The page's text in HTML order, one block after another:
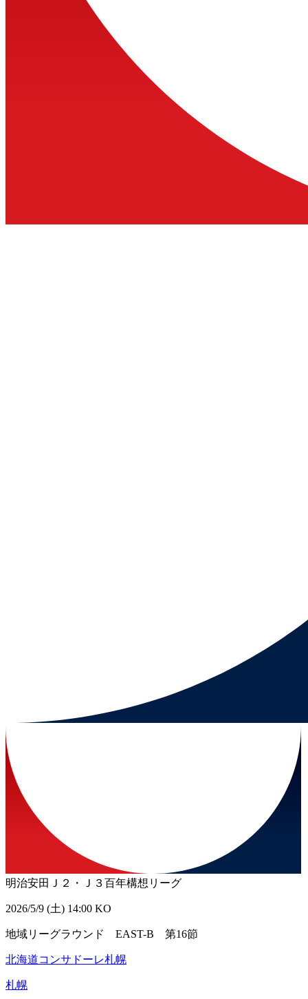
明治安田Ｊ２・Ｊ３百年構想リーグ
2026/5/9 (土) 14:00 KO
地域リーグラウンド EAST-B 第16節
北海道コンサドーレ札幌
札幌